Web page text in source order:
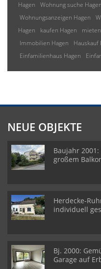
Hagen
Wohnung suche Hagen
Wohnungsanzeigen Hagen
Hagen
kaufen Hagen
Immobilien Hagen
Hauskauf
Einfamilienhaus Hagen
NEUE OBJEKTE
Baujahr
großem
Herdecke-
individuell
Bj. 2000:
Garage auf